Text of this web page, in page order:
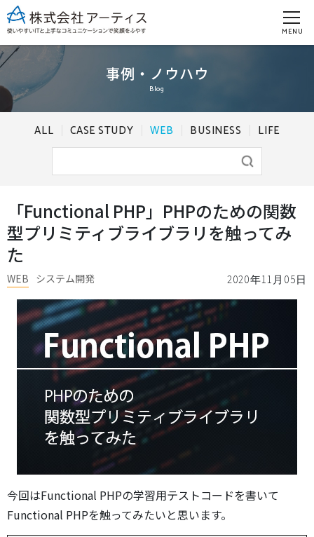
MENU
事例・ノウハウ
Blog
ALL CASE STUDY WEB BUSINESS LIFE
「Functional PHP」PHPのための関数
型プリミティブライブラリを触ってみ
た
2020年11月05日
WEB システム開発
今回はFunctional PHPの学習用テストコードを書いて
Functional PHPを触ってみたいと思います。